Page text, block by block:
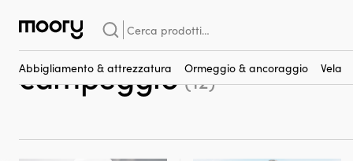
Cerca:
Abbigliamento & attrezzatura Ormeggio & ancoraggio Vela
Custodie e borse per
campeggio (12)